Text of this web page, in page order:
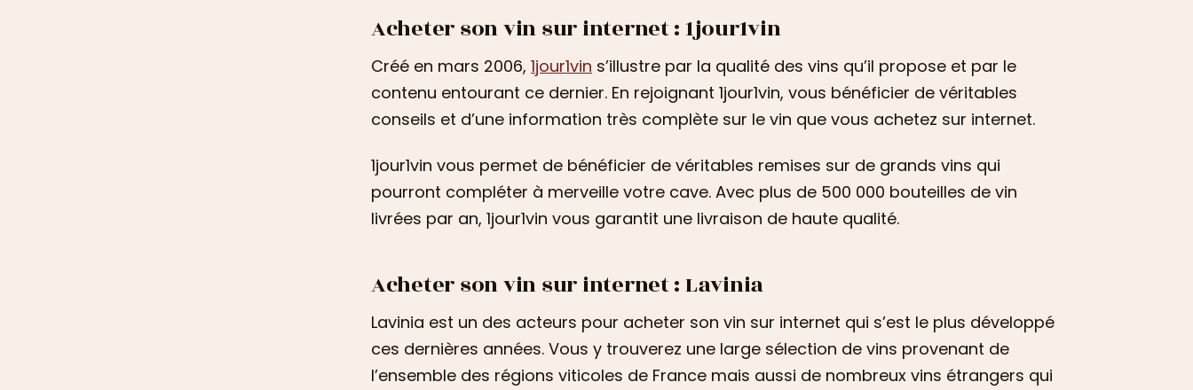
Acheter son vin sur internet : 1jour1vin
Créé en mars 2006, 1jour1vin s’illustre par la qualité des vins qu’il propose et par le
contenu entourant ce dernier. En rejoignant 1jour1vin, vous bénéficier de véritables
conseils et d’une information très complète sur le vin que vous achetez sur internet.
1jour1vin vous permet de bénéficier de véritables remises sur de grands vins qui
pourront compléter à merveille votre cave. Avec plus de 500 000 bouteilles de vin
livrées par an, 1jour1vin vous garantit une livraison de haute qualité.
Acheter son vin sur internet : Lavinia
Lavinia est un des acteurs pour acheter son vin sur internet qui s’est le plus développé
ces dernières années. Vous y trouverez une large sélection de vins provenant de
l’ensemble des régions viticoles de France mais aussi de nombreux vins étrangers qui